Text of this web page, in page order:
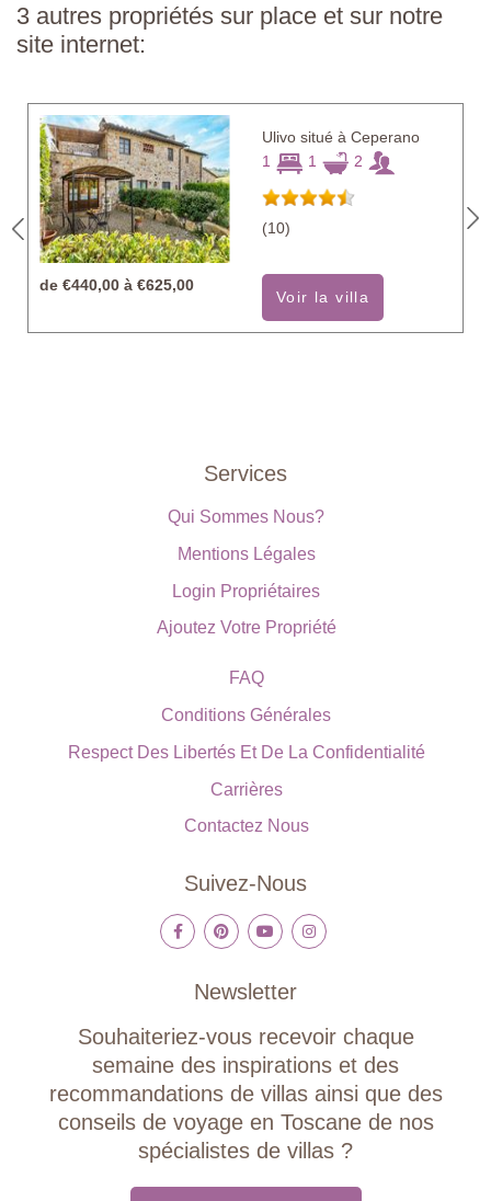
3 autres propriétés sur place et sur notre
site internet:
Ulivo situé à Ceperano
1
1 2
(10)
de €440,00 à €625,00
Voir la villa
Services
Qui Sommes Nous?
Mentions Légales
Login Propriétaires
Ajoutez Votre Propriété
FAQ
Conditions Générales
Respect Des Libertés Et De La Confidentialité
Carrières
Contactez Nous
Suivez-Nous
Newsletter
Souhaiteriez-vous recevoir chaque
semaine des inspirations et des
recommandations de villas ainsi que des
conseils de voyage en Toscane de nos
spécialistes de villas ?